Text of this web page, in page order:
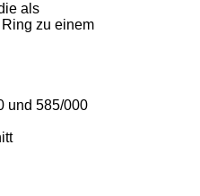
als
zu einem
und 585/000